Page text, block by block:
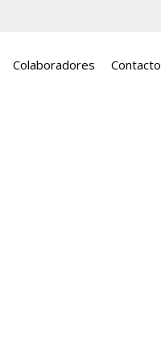
Colaboradores Contacto